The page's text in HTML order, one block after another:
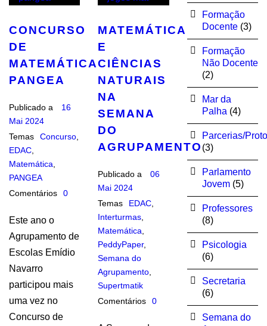
CONCURSO
DE
MATEMÁTICA
PANGEA
Publicado a
16
Mai 2024
Temas
Concurso,
EDAC,
Matemática,
PANGEA
Comentários
0
Este ano o
Agrupamento de
Escolas Emídio
Navarro
participou mais
uma vez no
Concurso de
MATEMÁTICA
E
CIÊNCIAS
NATURAIS
NA
SEMANA
DO
AGRUPAMENTO
Publicado a
06
Mai 2024
Temas
EDAC,
Interturmas,
Matemática,
PeddyPaper,
Semana do
Agrupamento,
Supertmatik
Comentários
0
Formação
Docente(3)
Formação
Não Docente
(2)
Mar da
Palha (4)
Parcerias/
(3)
Parlamento
Jovem(5)
Professores
(8)
Psicologia
(6)
Secretaria
(6)
Semana do